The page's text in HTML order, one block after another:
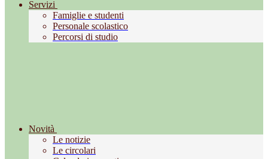
Servizi
Famiglie e studenti
Personale scolastico
Percorsi di studio
Novità
Le notizie
Le circolari